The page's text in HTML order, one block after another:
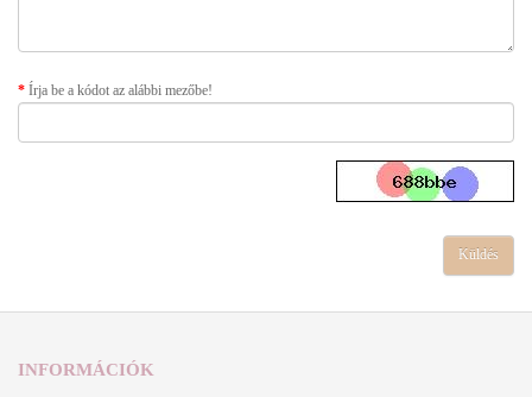
Írja be a kódot az alábbi mezőbe!
INFORMÁCIÓK